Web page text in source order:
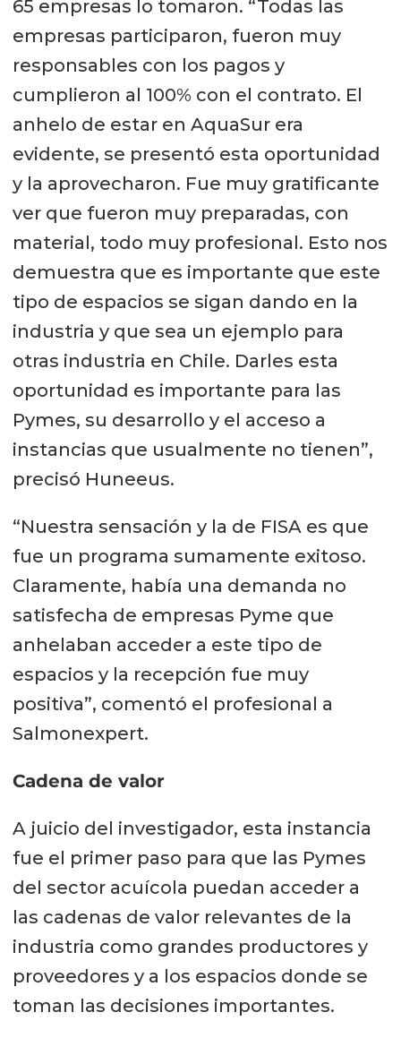
65 empresas lo tomaron. “Todas las
empresas participaron, fueron muy
responsables con los pagos y
cumplieron al 100% con el contrato. El
anhelo de estar en AquaSur era
evidente, se presentó esta oportunidad
y la aprovecharon. Fue muy gratificante
ver que fueron muy preparadas, con
material, todo muy profesional. Esto nos
demuestra que es importante que este
tipo de espacios se sigan dando en la
industria y que sea un ejemplo para
otras industria en Chile. Darles esta
oportunidad es importante para las
Pymes, su desarrollo y el acceso a
instancias que usualmente no tienen”,
precisó Huneeus.
“Nuestra sensación y la de FISA es que
fue un programa sumamente exitoso.
Claramente, había una demanda no
satisfecha de empresas Pyme que
anhelaban acceder a este tipo de
espacios y la recepción fue muy
positiva”, comentó el profesional a
Salmonexpert.
Cadena de valor
A juicio del investigador, esta instancia
fue el primer paso para que las Pymes
del sector acuícola puedan acceder a
las cadenas de valor relevantes de la
industria como grandes productores y
proveedores y a los espacios donde se
toman las decisiones importantes.